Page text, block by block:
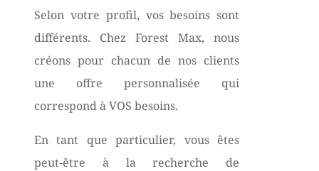
Selon votre profil, vos besoins sont
différents. Chez Forest Max, nous
créons pour chacun de nos clients
une offre personnalisée qui
correspond à VOS besoins.
En tant que particulier, vous êtes
peut-être à la recherche de